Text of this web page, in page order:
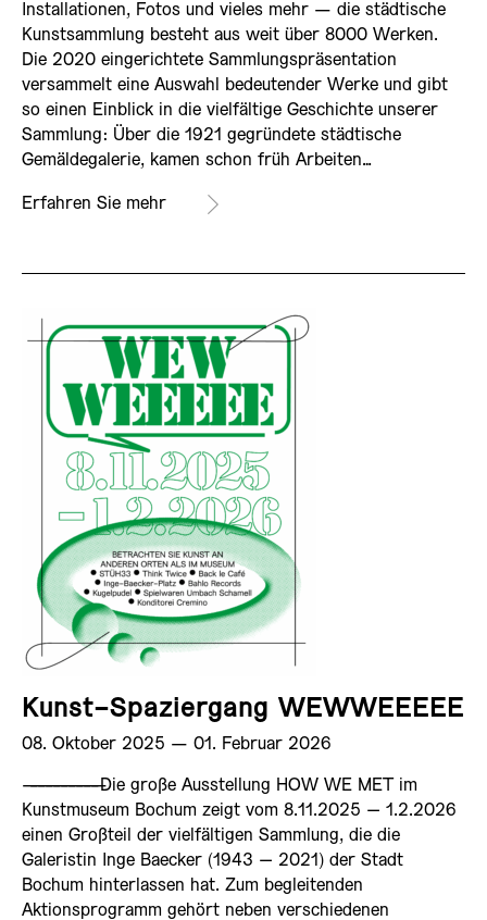
Installationen, Fotos und vieles mehr — die städtische
Kunstsammlung besteht aus weit über 8000 Werken.
Die 2020 eingerichtete Sammlungspräsentation
versammelt eine Auswahl bedeutender Werke und gibt
so einen Einblick in die vielfältige Geschichte unserer
Sammlung: Über die 1921 gegründete städtische
Gemäldegalerie, kamen schon früh Arbeiten…
Erfahren Sie mehr
Kunst-Spaziergang WEWWEEEEE
08. Oktober 2025 ­— 01. Februar 2026
——————————Die große Ausstellung HOW WE MET im
Kunstmuseum Bochum zeigt vom 8.11.2025 – 1.2.2026
einen Großteil der vielfältigen Sammlung, die die
Galeristin Inge Baecker (1943 – 2021) der Stadt
Bochum hinterlassen hat. Zum begleitenden
Aktionsprogramm gehört neben verschiedenen